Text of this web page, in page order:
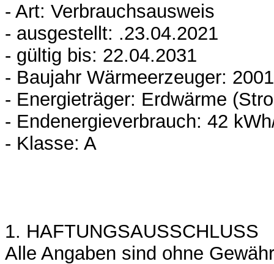
- Art: Verbrauchsausweis
- ausgestellt: .23.04.2021
- gültig bis: 22.04.2031
- Baujahr Wärmeerzeuger: 2001
- Energieträger: Erdwärme
- Endenergieverbrauch: 42
- Klasse: A
1. HAFTUNGSAUSSCHLUSS
Alle Angaben sind ohne